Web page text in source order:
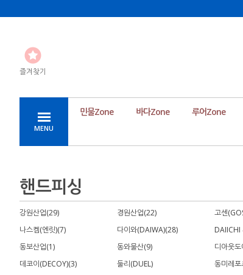
즐겨찾기
MENU
민물Zone 바다Zone 루어Zone
핸드피싱
강원산업(29) 경원산업(22) 고센
나스켐(엔릿)(7)
다이와(DAIWA)(28) DAIICHI
동보산업(1) 동와물산(9) 디아웃
데코이(DECOY)(3)
둘리(DUEL) 동미레